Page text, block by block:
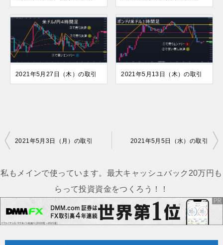
2021年5月27日（木）の取引 2021年5月13日（木）の取引
投
ナ
2021年5月3日（月）の取引 2021年5月5日（水）の取引
私もメインで使っています。最大キャッシュバック20万円も
らって投資資金をつくろう！！